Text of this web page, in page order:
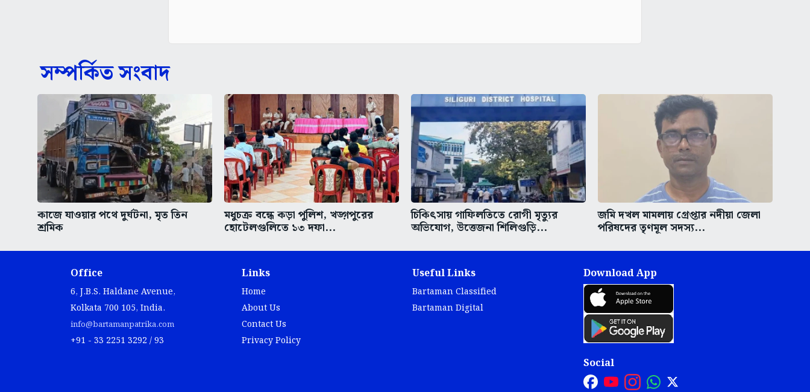
সম্পর্কিত সংবাদ
কাজে যাওয়ার পথে দুর্ঘটনা, মৃত তিন
শ্রমিক
মধুচক্র বন্ধে কড়া পুলিশ, খড়্গপুরের
হোটেলগুলিতে ১৩ দফা...
চিকিৎসায় গাফিলতিতে রোগী মৃত্যুর
অভিযোগ, উত্তেজনা শিলিগুড়ি...
জমি দখল মামলায় গ্রেপ্তার নদীয়া জেলা
পরিষদের তৃণমূল সদস্য...
Office
6, J.B.S. Haldane Avenue,
Kolkata 700 105, India.
info@bartamanpatrika.com
+91 - 33 2251 3292 / 93
Links
Home
About Us
Contact Us
Privacy Policy
Useful Links
Bartaman Classified
Bartaman Digital
Download App
Social